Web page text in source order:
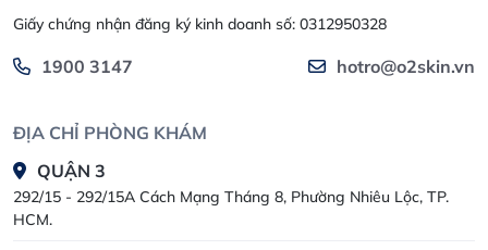
Giấy chứng nhận đăng ký kinh doanh số: 0312950328
1900 3147 hotro@o2skin.vn
ĐỊA CHỈ PHÒNG KHÁM
QUẬN 3
292/15 - 292/15A Cách Mạng Tháng 8, Phường Nhiêu Lộc, TP.
HCM.